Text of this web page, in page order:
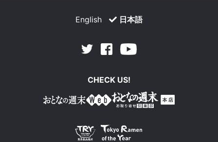
English 日本語
Twitter Facebook
CHECK US!